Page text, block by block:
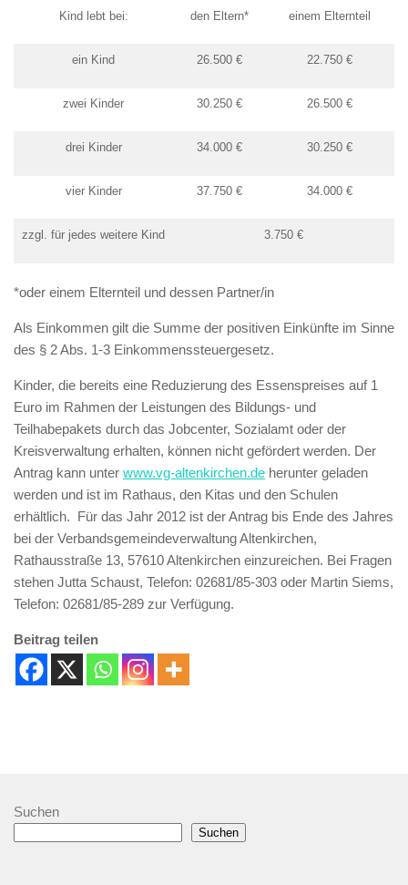
Kind lebt bei: den Eltern* einem Elternteil
ein Kind 26.500 € 22.750 €
zwei Kinder 30.250 € 26.500 €
drei Kinder 34.000 € 30.250 €
vier Kinder 37.750 € 34.000 €
zzgl. für jedes weitere Kind 3.750 €
*oder einem Elternteil und dessen Partner/in
Als Einkommen gilt die Summe der positiven Einkünfte im Sinne
des § 2 Abs. 1-3 Einkommenssteuergesetz.
Kinder, die bereits eine Reduzierung des Essenspreises auf 1
Euro im Rahmen der Leistungen des Bildungs- und
Teilhabepakets durch das Jobcenter, Sozialamt oder der
Kreisverwaltung erhalten, können nicht gefördert werden. Der
Antrag kann unter www.vg-altenkirchen.de herunter geladen
werden und ist im Rathaus, den Kitas und den Schulen
erhältlich. Für das Jahr 2012 ist der Antrag bis Ende des Jahres
bei der Verbandsgemeindeverwaltung Altenkirchen,
Rathausstraße 13, 57610 Altenkirchen einzureichen. Bei Fragen
stehen Jutta Schaust, Telefon: 02681/85-303 oder Martin Siems,
Telefon: 02681/85-289 zur Verfügung.
Beitrag teilen
Suchen
Suchen